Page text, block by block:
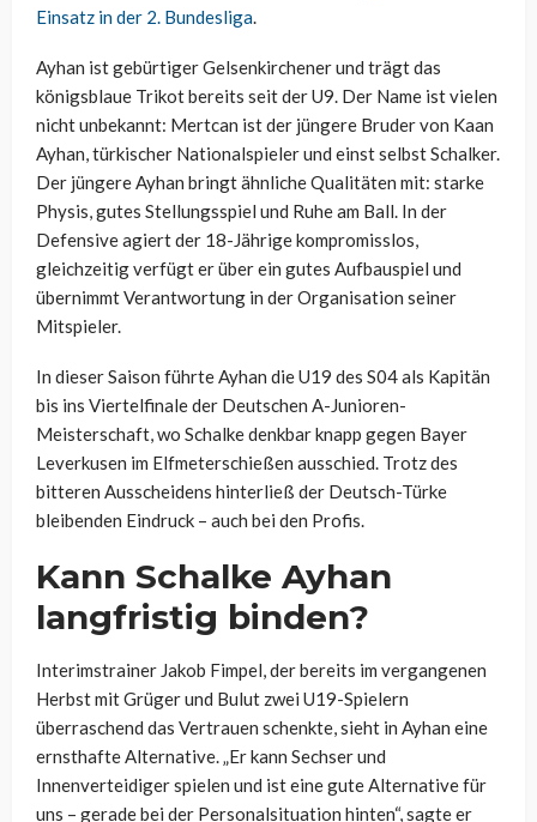
Einsatz in der 2. Bundesliga.
Ayhan ist gebürtiger Gelsenkirchener und trägt das
königsblaue Trikot bereits seit der U9. Der Name ist vielen
nicht unbekannt: Mertcan ist der jüngere Bruder von Kaan
Ayhan, türkischer Nationalspieler und einst selbst Schalker.
Der jüngere Ayhan bringt ähnliche Qualitäten mit: starke
Physis, gutes Stellungsspiel und Ruhe am Ball. In der
Defensive agiert der 18-Jährige kompromisslos,
gleichzeitig verfügt er über ein gutes Aufbauspiel und
übernimmt Verantwortung in der Organisation seiner
Mitspieler.
In dieser Saison führte Ayhan die U19 des S04 als Kapitän
bis ins Viertelfinale der Deutschen A-Junioren-
Meisterschaft, wo Schalke denkbar knapp gegen Bayer
Leverkusen im Elfmeterschießen ausschied. Trotz des
bitteren Ausscheidens hinterließ der Deutsch-Türke
bleibenden Eindruck – auch bei den Profis.
Kann Schalke Ayhan
langfristig binden?
Interimstrainer Jakob Fimpel, der bereits im vergangenen
Herbst mit Grüger und Bulut zwei U19-Spielern
überraschend das Vertrauen schenkte, sieht in Ayhan eine
ernsthafte Alternative. „Er kann Sechser und
Innenverteidiger spielen und ist eine gute Alternative für
uns – gerade bei der Personalsituation hinten“, sagte er